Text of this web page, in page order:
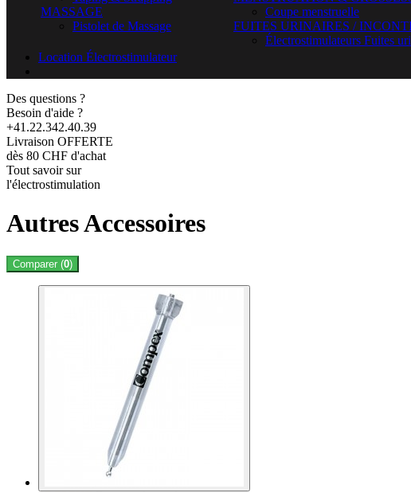
MASSAGE
Pistolet de Massage
Coupe menstruelle
FUITES URINAIRES /
Électrostimulateurs Fuites
Location Électrostimulateur
Des questions ?
Besoin d'aide ?
+41.22.342.40.39
Livraison OFFERTE
dès 80 CHF d'achat
Tout savoir sur
l'électrostimulation
Autres Accessoires
Comparer (0)